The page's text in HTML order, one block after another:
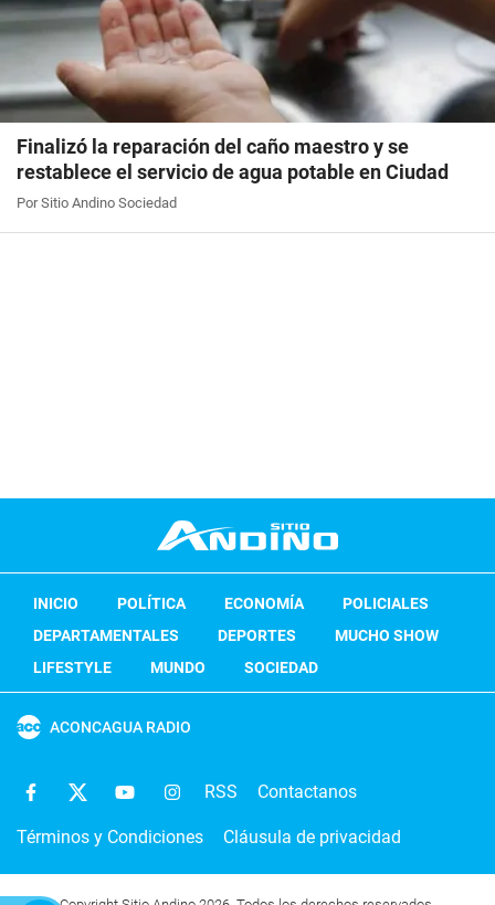
Finalizó la reparación del caño maestro y se
restablece el servicio de agua potable en Ciudad
Por Sitio Andino Sociedad
INICIO POLÍTICA ECONOMÍA
POLICIALES
DEPARTAMENTALES
DEPORTES
MUCHO SHOW
LIFESTYLE
MUNDO SOCIEDAD
ACONCAGUA RADIO
RSS Contactanos
Términos y Condiciones Cláusula de privacidad